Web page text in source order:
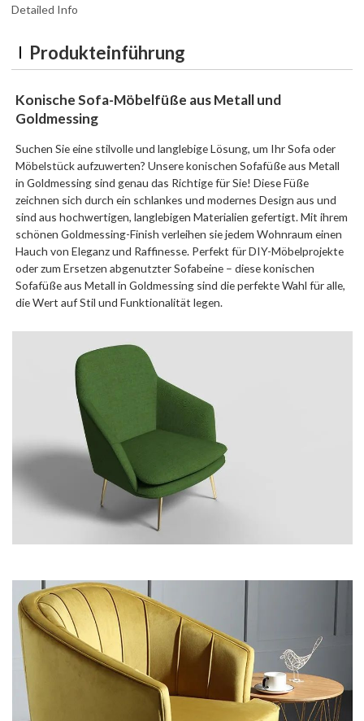
Detailed Info
Produkteinführung
Konische Sofa-Möbelfüße aus Metall und
Goldmessing
Suchen Sie eine stilvolle und langlebige Lösung, um Ihr Sofa oder
Möbelstück aufzuwerten? Unsere konischen Sofafüße aus Metall
in Goldmessing sind genau das Richtige für Sie! Diese Füße
zeichnen sich durch ein schlankes und modernes Design aus und
sind aus hochwertigen, langlebigen Materialien gefertigt. Mit ihrem
schönen Goldmessing-Finish verleihen sie jedem Wohnraum einen
Hauch von Eleganz und Raffinesse. Perfekt für DIY-Möbelprojekte
oder zum Ersetzen abgenutzter Sofabeine – diese konischen
Sofafüße aus Metall in Goldmessing sind die perfekte Wahl für alle,
die Wert auf Stil und Funktionalität legen.